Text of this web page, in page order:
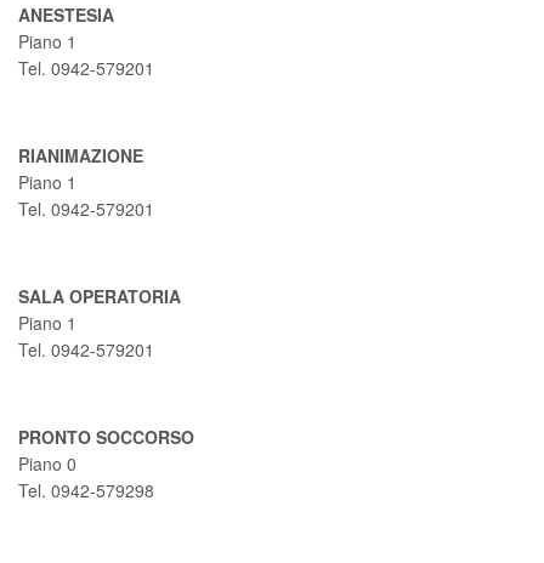
ANESTESIA
Piano 1
Tel. 0942-579201
RIANIMAZIONE
Piano 1
Tel. 0942-579201
SALA OPERATORIA
Piano 1
Tel. 0942-579201
PRONTO SOCCORSO
Piano 0
Tel. 0942-579298